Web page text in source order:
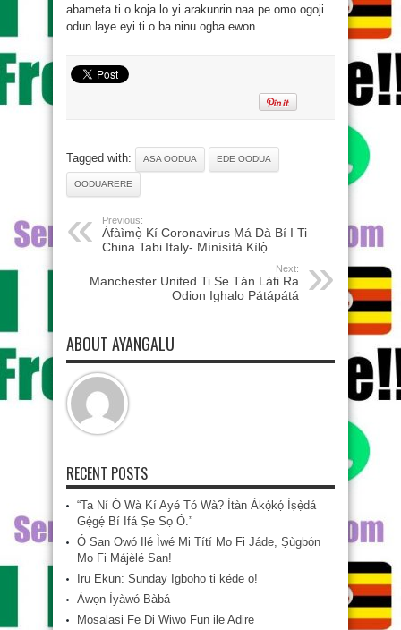
abameta ti o koja lo yi arakunrin naa pe omo ogoji
odun laye eyi ti o ba ninu ogba ewon.
Tagged with: ASA OODUA EDE OODUA
OODUARERE
Previous:
Àfàìmọ̀ Kí Coronavirus Má Dà Bí I Ti
China Tabi Italy- Mínísítà Kìlọ̀
Next:
Manchester United Ti Se Tán Láti Ra
Odion Ighalo Pátápátá
ABOUT AYANGALU
RECENT POSTS
“Ta Ní Ó Wà Kí Ayé Tó Wà? Ìtàn Àkọ́kọ́ Ìṣẹ̀dá
Gẹ́gẹ́ Bí Ifá Ṣe Sọ Ó.”
Ó San Owó Ilé Ìwé Mi Títí Mo Fi Jáde, Ṣùgbọ́n
Mo Fi Májèlé San!
Iru Ekun: Sunday Igboho ti kéde o!
Àwọn Ìyàwó Bàbá
Mosalasi Fe Di Wiwo Fun ile Adire